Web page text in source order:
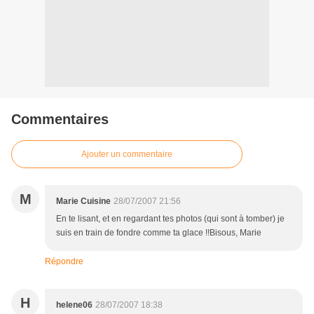
Commentaires
Ajouter un commentaire
M Marie Cuisine 28/07/2007 21:56
En te lisant, et en regardant tes photos (qui sont à tomber) je
suis en train de fondre comme ta glace !!Bisous, Marie
Répondre
H helene06 28/07/2007 18:38